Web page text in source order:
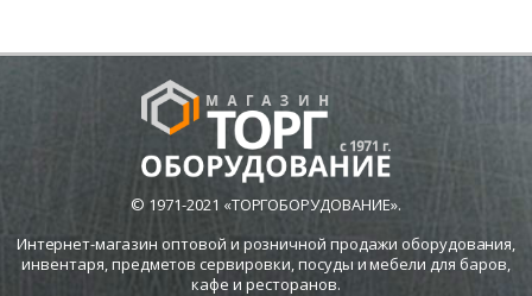
© 1971-2021 «ТОРГОБОРУДОВАНИЕ».
Интернет-магазин оптовой и розничной продажи оборудования,
инвентаря, предметов сервировки, посуды и мебели для баров,
кафе и ресторанов.